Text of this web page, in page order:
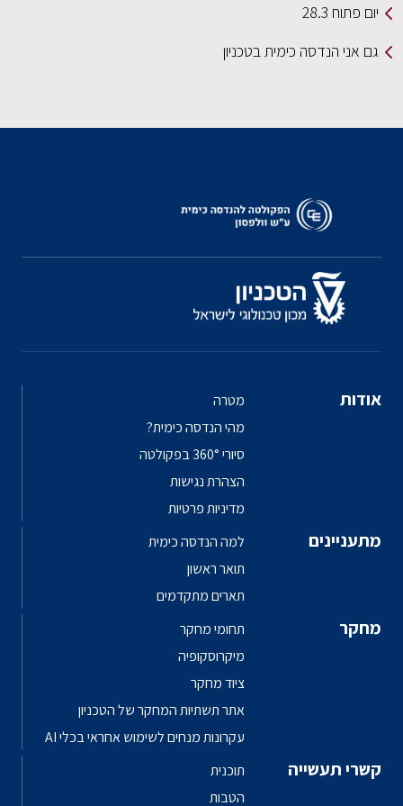
יום פתוח 28.3
גם אני הנדסה כימית בטכניון
אודות
מטרה
מהי הנדסה כימית?
סיורי 360° בפקולטה
הצהרת נגישות
מדיניות פרטיות
מתעניינים
למה הנדסה כימית
תואר ראשון
תארים מתקדמים
מחקר
תחומי מחקר
מיקרוסקופיה
ציוד מחקר
אתר תשתיות המחקר של הטכניון
עקרונות מנחים לשימוש אחראי בכלי AI
קשרי תעשייה
תוכנית
הטבות